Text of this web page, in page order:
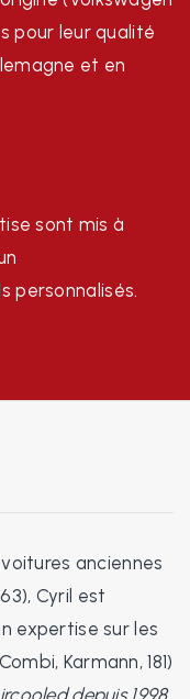
pour leur qualité
et en
sont mis à
personnalisés.
anciennes
Cyril est
expertise sur les
Karmann, 181)
depuis 1998,